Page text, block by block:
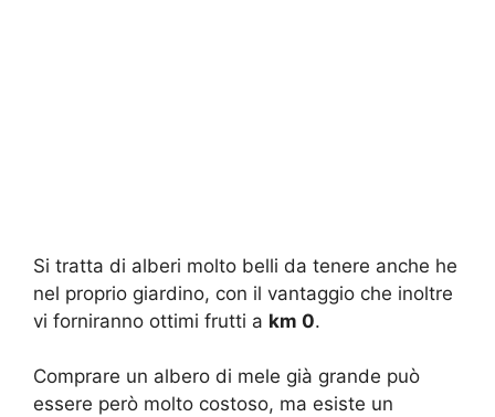
Si tratta di alberi molto belli da tenere anche he
nel proprio giardino, con il vantaggio che inoltre
vi forniranno ottimi frutti a km 0.
Comprare un albero di mele già grande può
essere però molto costoso, ma esiste un